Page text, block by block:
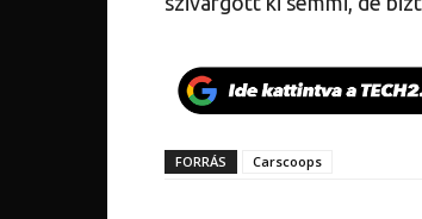
FORRÁS Carscoops